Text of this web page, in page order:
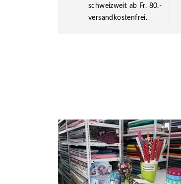
schweizweit ab Fr. 80.-
versandkostenfrei.